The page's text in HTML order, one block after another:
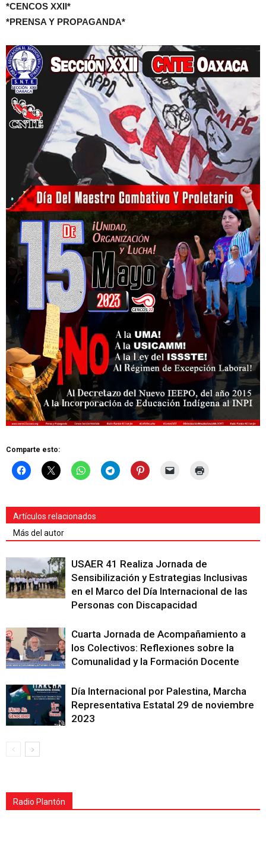
*CENCOS XXII*
*PRENSA Y PROPAGANDA*
Comparte esto:
Artículos relacionados
Más del autor
USAER 41 Realiza Jornada de
Sensibilización y Estrategias Inclusivas
en el Marco del Día Internacional de las
Personas con Discapacidad
Cuarta Jornada de Acompañamiento a
los Colectivos: Reflexiones sobre la
Comunalidad y la Formación Docente
Día Internacional por Palestina, Marcha
Representativa Estatal 29 de noviembre
2023
Radio Plantón